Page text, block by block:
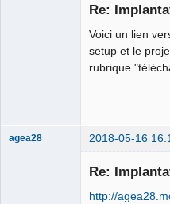
Re:
Voici un lien
setup et le
rubrique
agea28 2018-05-16
Re:
http://